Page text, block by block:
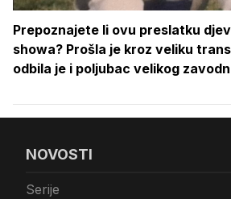
Prepoznajete li ovu preslatku
showa? Prošla je kroz veliku
odbila je i poljubac velikog
NOVOSTI
Serije